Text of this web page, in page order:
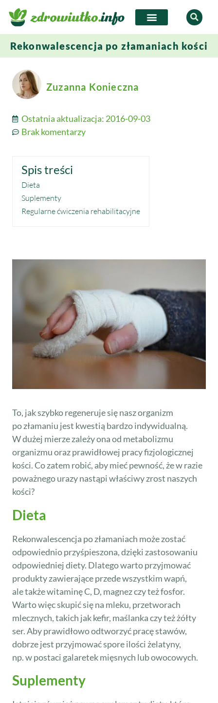
Rekonwalescencja po złamaniach kości
Zuzanna Konieczna
Ostatnia aktualizacja: 2016-09-03
Brak komentarzy
Spis treści
Dieta
Suplementy
Regularne ćwiczenia rehabilitacyjne
To, jak szybko regeneruje się nasz organizm
po złamaniu jest kwestią bardzo indywidualną.
W dużej mierze zależy ona od metabolizmu
organizmu oraz prawidłowej pracy fizjologicznej
kości. Co zatem robić, aby mieć pewność, że w razie
poważnego urazy nastąpi właściwy zrost naszych
kości?
Dieta
Rekonwalescencja po złamaniach może zostać
odpowiednio przyśpieszona, dzięki zastosowaniu
odpowiedniej diety. Dlatego warto przyjmować
produkty zawierające przede wszystkim wapń,
ale także witaminę C, D, magnez czy też fosfor.
Warto więc skupić się na mleku, przetworach
mlecznych, takich jak kefir, maślanka czy też żółty
ser. Aby prawidłowo odtworzyć pracę stawów,
dobrze jest przyjmować spore ilości żelatyny,
np. w postaci galaretek mięsnych lub owocowych.
Suplementy